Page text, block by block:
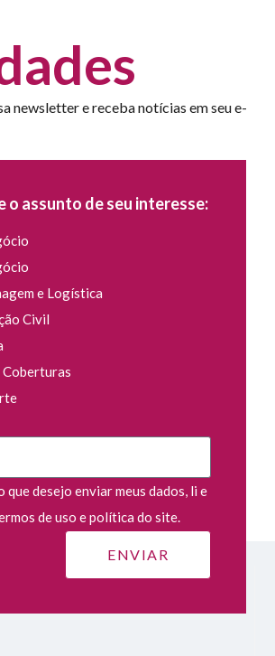
newsletter e receba notícias em seu e-
o assunto de seu interesse:
e Logística
Civil
Coberturas
que desejo enviar meus dados, li e
de uso e política do site.